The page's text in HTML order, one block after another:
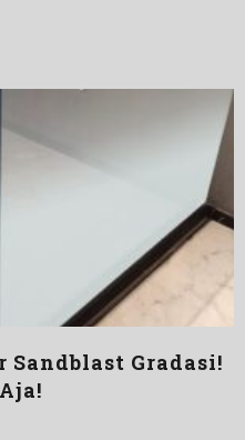
Gradasi!